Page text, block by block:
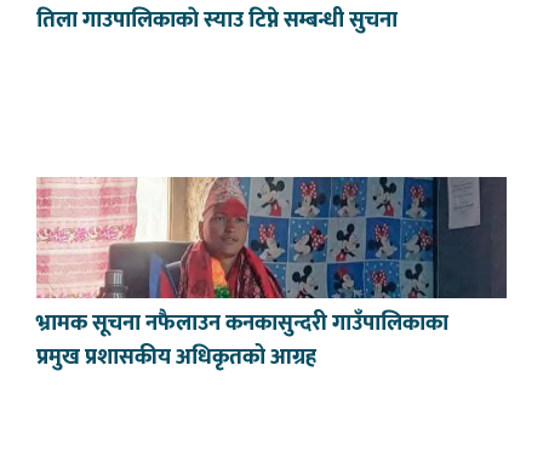
तिला गाउपालिकाकाे स्याउ टिप्ने सम्बन्धी सुचना
भ्रामक सूचना नफैलाउन कनकासुन्दरी गाउँपालिकाका
प्रमुख प्रशासकीय अधिकृतको आग्रह